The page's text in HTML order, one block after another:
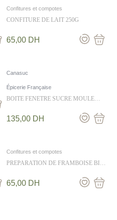
Confitures et compotes
CONFITURE DE LAIT 250G
65,00 DH
Canasuc
Épicerie Française
BOITE FENETRE SUCRE MOULE
135,00 DH
Confitures et compotes
PREPARATION DE FRAMBOISE BIO
65,00 DH